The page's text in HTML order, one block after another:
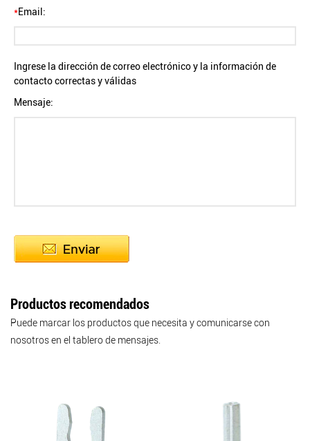
*Email:
Ingrese la dirección de correo electrónico y la información de
contacto correctas y válidas
Mensaje:
Productos recomendados
Puede marcar los productos que necesita y comunicarse con
nosotros en el tablero de mensajes.